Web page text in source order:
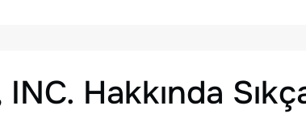
INC. Hakkında